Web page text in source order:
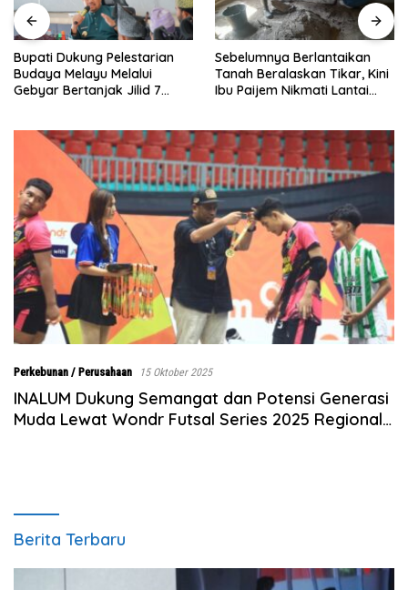
Sebelumnya Berlantaikan
Tanah Beralaskan Tikar, Kini
Ibu Paijem Nikmati Lantai
0208/Asahan
Jumat Berkah Polsek Lima
Puluh, Kapolsek Salomo
Sagala Salurkan Sembako
Perkebunan / Perusahaan 15 Oktober 2025
INALUM Dukung Semangat dan Potensi Generasi
Muda Lewat Wondr Futsal Series 2025 Regional
Berita Terbaru